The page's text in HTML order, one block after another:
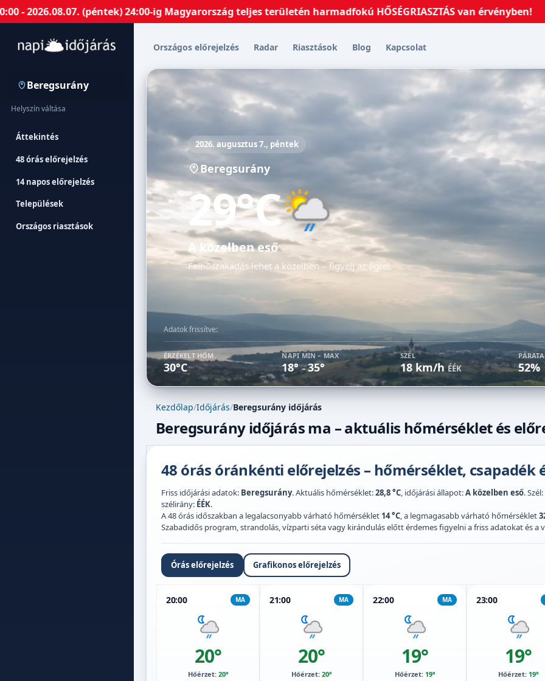
(péntek) 24:00-ig Magyarország teljes területén harmadfokú HŐSÉGRIASZTÁS van érvényben!
Beregsurány
Helyszín váltása
Áttekintés
48 órás előrejelzés
14 napos előrejelzés
Települések
Országos riasztások
Országos előrejelzés Radar Riasztások Blog Kapcsolat
2026. augusztus 7., péntek
Beregsurány
29°C
A közelben eső
Felhőszakadás lehet a közelben – figyelj az égre!
Adatok frissítve:
ÉRZÉKELT HŐM.
30°C
NAPI MIN – MAX
18° –35°
SZÉL
18 km/hÉÉK 52%
Kezdőlap/Időjárás/Beregsurány időjárás
Beregsurány időjárás ma – aktuális hőmérséklet és
48 órás óránkénti előrejelzés – hőmérséklet, csapadék
Friss időjárási adatok: Beregsurány. Aktuális hőmérséklet:28,8 °C, időjárási állapot:A közelben eső. Szél:
szélirány: ÉÉK.
A 48 órás időszakban a legalacsonyabb várható hőmérséklet 14 °C, a legmagasabb várható hőmérséklet
Szabadidős program, strandolás, vízparti séta vagy kirándulás előtt érdemes figyelni a friss adatokat és a
Órás előrejelzés Grafikonos előrejelzés
20:00 MA
20°
Hőérzet: 20°
21:00 MA
20°
Hőérzet: 20°
22:00 MA
19°
Hőérzet: 19°
23:00
19°
Hőérzet: 19°